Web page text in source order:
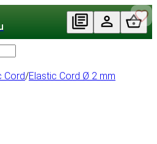
Cord/Elastic Cord Ø 2 mm